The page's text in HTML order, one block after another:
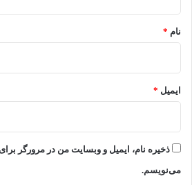
نام *
ایمیل *
ذخیره نام، ایمیل و وبسایت من در مرورگر
می‌نویسم.